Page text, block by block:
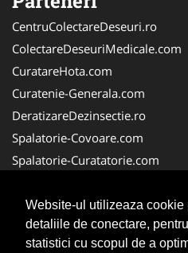
Website-ul utilizeaza cookie
detaliile de conectare,
statistici cu scopul de a
CentruColectareDeseuri.ro
ColectareDeseuriMedicale.com
CuratareHota.com
Curatenie-Generala.com
DeratizareDezinsectie.ro
Spalatorie-Covoare.com
Spalatorie-Curatatorie.com
FirmaDeratizare.ro
Service-Reparatii.com
Servicii-DDD.com